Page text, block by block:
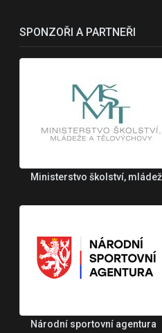
SPONZOŘI A PARTNEŘI
Ministerstvo školství,
Národní sportovní agentura